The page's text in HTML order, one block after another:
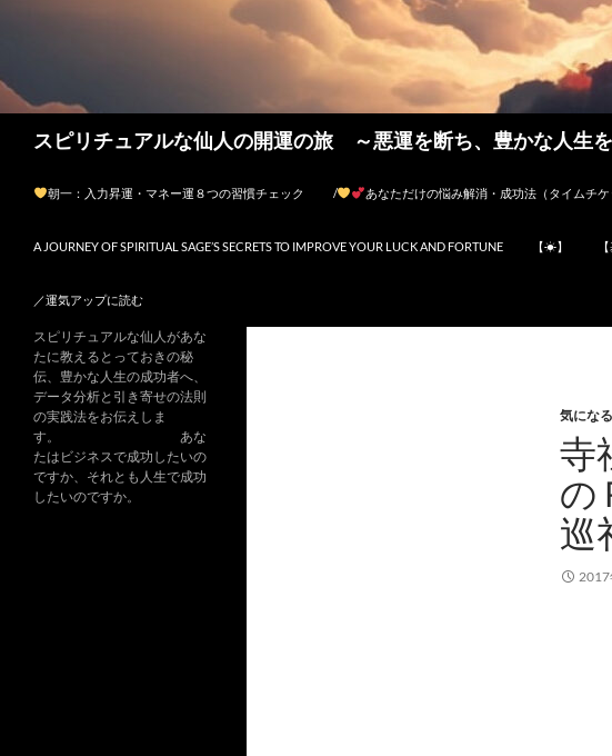
スピリチュアルな仙人の開運の旅 ～悪運を断ち、豊かな人生
朝一：入力昇運・マネー運８つの習慣チェック
/ あなただけの悩み解消・成功法（タイムチケ
A JOURNEY OF SPIRITUAL SAGE’S SECRETS TO IMPROVE YOUR LUCK AND FORTUNE 【☀】
／運気アップに読む
気にな
寺
の
巡
2017
スピリチュアルな仙人があな
たに教えるとっておきの秘
伝、豊かな人生の成功者へ、
データ分析と引き寄せの法則
の実践法をお伝えしま
す。 あな
たはビジネスで成功したいの
ですか、それとも人生で成功
したいのですか。